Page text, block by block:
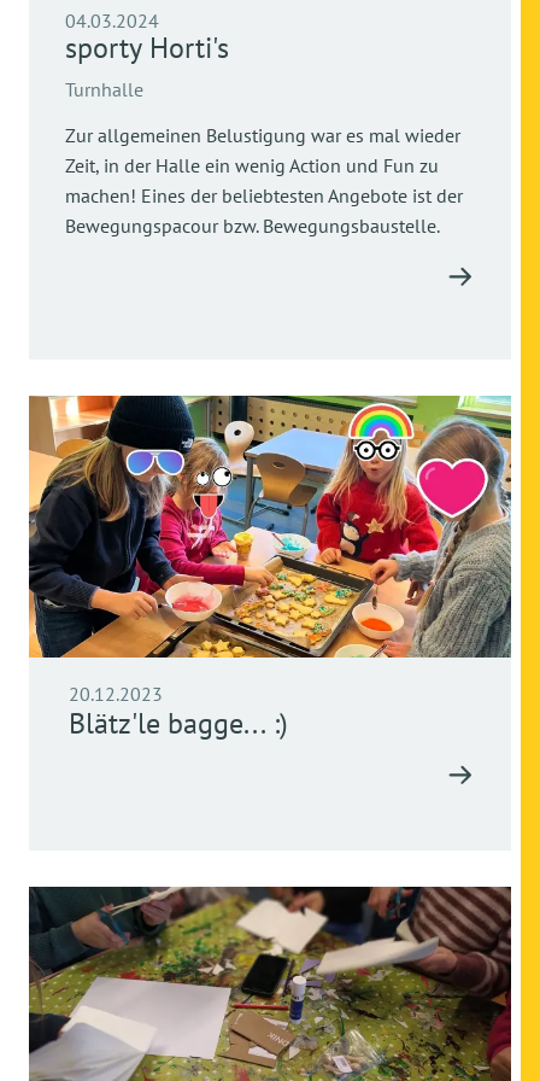
04.03.2024
sporty Horti's
Turnhalle
Zur allgemeinen Belustigung war es mal wieder
Zeit, in der Halle ein wenig Action und Fun zu
machen! Eines der beliebtesten Angebote ist der
Bewegungspacour bzw. Bewegungsbaustelle.
20.12.2023
Blätz'le bagge... :)